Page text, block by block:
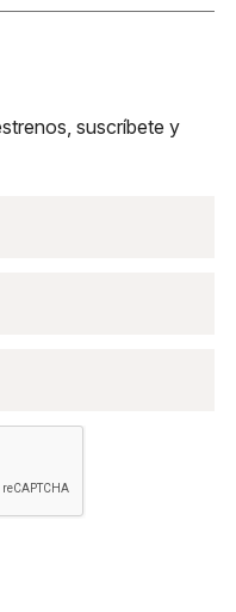
suscríbete y